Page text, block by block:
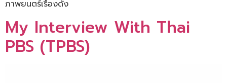
ภาพยนตร์เรื่องดัง
My Interview With Thai
PBS (TPBS)